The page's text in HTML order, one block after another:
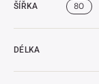
ŠÍŘKA 80
DÉLKA